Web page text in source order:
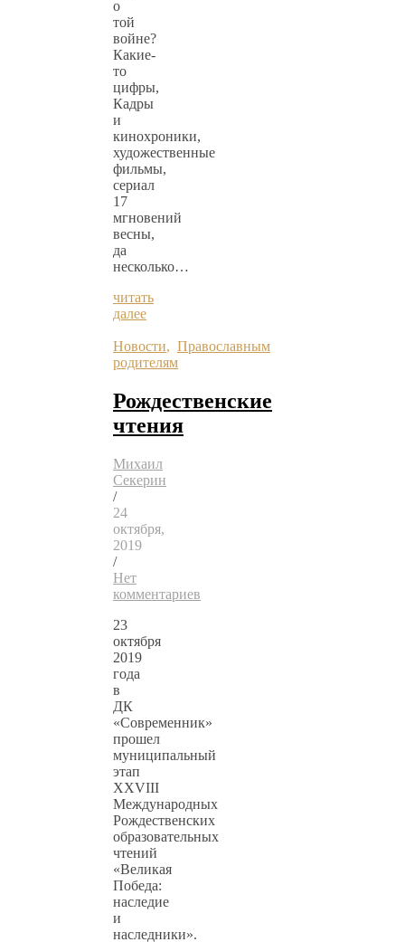
о
той
войне?
Какие-
то
цифры,
Кадры
и
кинохроники,
художественные
фильмы,
сериал
17
мгновений
весны,
да
несколько…
читать
далее
Новости, Православным
родителям
Рождественские
чтения
Михаил
Секерин
/
24
октября,
2019
/
Нет
комментариев
23
октября
2019
года
в
ДК
«Современник»
прошел
муниципальный
этап
ХХVIII
Международных
Рождественских
образовательных
чтений
«Великая
Победа:
наследие
и
наследники».